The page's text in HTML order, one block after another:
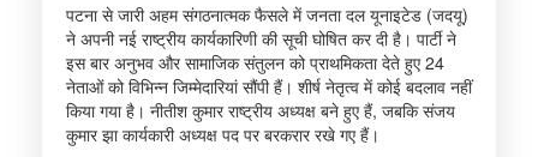
पटना से जारी अहम संगठनात्मक फैसले में जनता दल यूनाइटेड (जदयू)
ने अपनी नई राष्ट्रीय कार्यकारिणी की सूची घोषित कर दी है। पार्टी ने
इस बार अनुभव और सामाजिक संतुलन को प्राथमिकता देते हुए 24
नेताओं को विभिन्न जिम्मेदारियां सौंपी हैं। शीर्ष नेतृत्व में कोई बदलाव नहीं
किया गया है। नीतीश कुमार राष्ट्रीय अध्यक्ष बने हुए हैं, जबकि संजय
कुमार झा कार्यकारी अध्यक्ष पद पर बरकरार रखे गए हैं।